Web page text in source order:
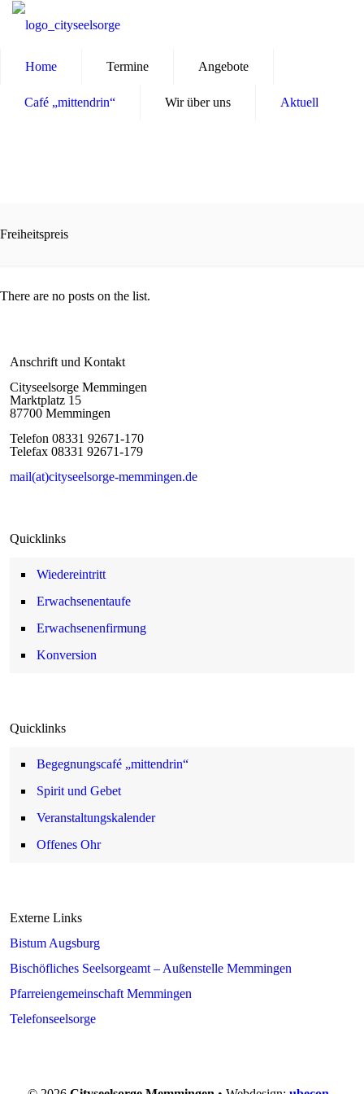
Home Termine Angebote
Café „mittendrin“ Wir über uns Aktuell
Freiheitspreis
There are no posts on the list.
Anschrift und Kontakt
Cityseelsorge Memmingen
Marktplatz 15
87700 Memmingen
Telefon 08331 92671-170
Telefax 08331 92671-179
mail(at)cityseelsorge-memmingen.de
Quicklinks
Wiedereintritt
Erwachsenentaufe
Erwachsenenfirmung
Konversion
Quicklinks
Begegnungscafé „mittendrin“
Spirit und Gebet
Veranstaltungskalender
Offenes Ohr
Externe Links
Bistum Augsburg
Bischöfliches Seelsorgeamt – Außenstelle Memmingen
Pfarreiengemeinschaft Memmingen
Telefonseelsorge